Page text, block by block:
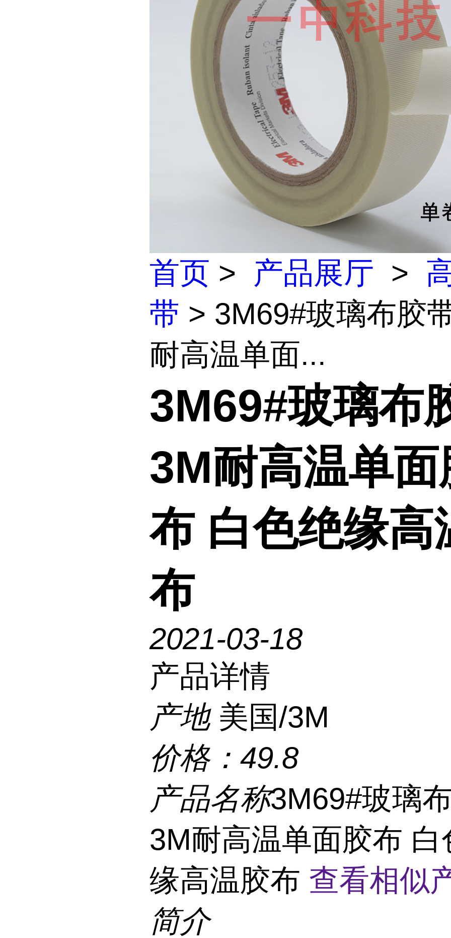
首页 > 产品展厅 >
带 > 3M69#玻璃布胶
耐高温单面...
3M69#玻璃布
3M耐高温单面
布 白色绝缘高
布
2021-03-18
产品详情
产地 美国/3M
价格： 49.8
产品名称3M69#玻璃
3M耐高温单面胶布 白
缘高温胶布 查看相似
简介